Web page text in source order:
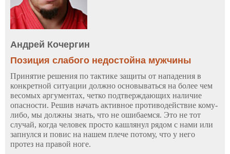
Андрей Кочергин
Позиция слабого недостойна мужчины
Принятие решения по тактике защиты от нападения в
конкретной ситуации должно основываться на более чем
весомых аргументах, четко подтверждающих наличие
опасности. Решив начать активное противодействие кому-
либо, мы должны знать, что не ошибаемся. Это не тот
случай, когда человек просто кашлянул рядом с нами или
запнулся и повис на нашем плече потому, что у него
протез на правой ноге.